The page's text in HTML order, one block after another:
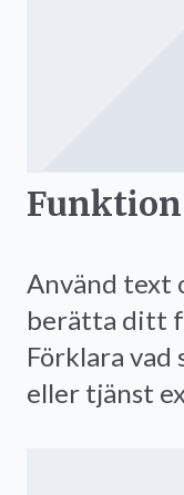
Använd text
berätta ditt
Förklara
eller tjänst